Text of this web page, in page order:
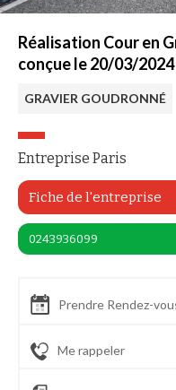
Réalisation Cour en
conçue le 20/03/2024
GRAVIER GOUDRONNÉ
Entreprise Paris
Fiche de l'entreprise
0243936099
Prendre Rendez-
Me rappeler